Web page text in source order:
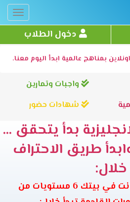
دخول الطلاب
بمناهج عالمية ابدأ اليوم معنا.
واجبات وتمارين
شهادات حضور
بدأ يتحقق ...
طريق الاحتراف
خلال:
احترف الانجليزية وانت في بيتك 6 مستويات من